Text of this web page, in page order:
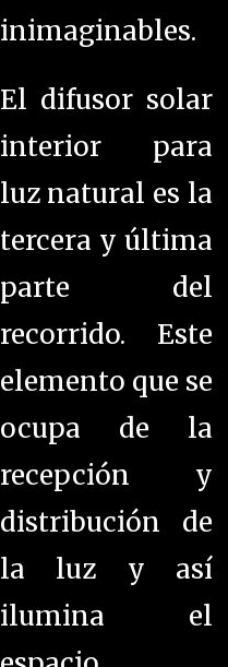
inimaginables.
El difusor solar
interior para
luz natural es la
tercera y última
parte del
recorrido. Este
elemento que se
ocupa de la
recepción y
distribución de
la luz y así
ilumina el